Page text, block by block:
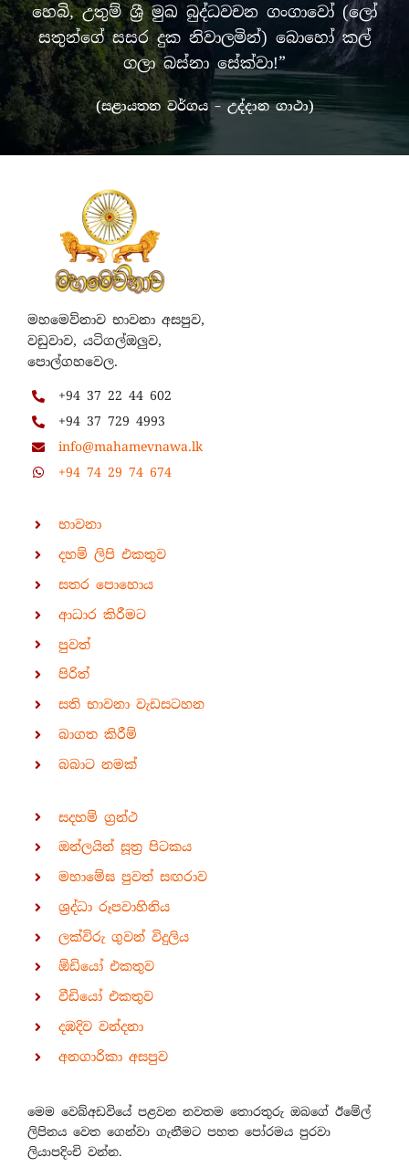
හෙබි, උතුම් ශ්‍රී මුඛ බුද්ධවචන ගංගාවෝ (ලෝ
සතුන්ගේ සසර දුක නිවාලමින්) බොහෝ කල්
ගලා බස්නා සේක්වා!”
(සළායතන වර්ගය – උද්දාන ගාථා)
මහමෙව්නාව භාවනා අසපුව,
වඩුවාව, යටිගල්ඔලුව,
පොල්ගහවෙල.
+94 37 22 44 602
+94 37 729 4993
info@mahamevnawa.lk
+94 74 29 74 674
භාවනා
දහම් ලිපි එකතුව
සතර පොහොය
ආධාර කිරීමට
පුවත්
පිරිත්
සති භාවනා වැඩසටහන
බාගත කිරීම්
බබාට නමක්
සදහම් ග්‍රන්ථ
ඔන්ලයින් සූත්‍ර පිටකය
මහාමේඝ පුවත් සඟරාව
ශ්‍රද්ධා රූපවාහිනිය
ලක්විරු ගුවන් විදුලිය
ඕඩියෝ එකතුව
වීඩියෝ එකතුව
දඹදිව වන්දනා
අනගාරිකා අසපුව
මෙම වෙබ්අඩවියේ පළවන නවතම තොරතුරු ඔබගේ ඊමේල්
ලිපිනය වෙත ගෙන්වා ගැනීමට පහත පෝරමය පුරවා
ලියාපදිංචි වන්න.